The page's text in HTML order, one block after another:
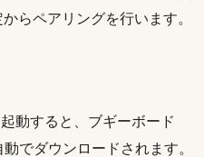
からペアリングを行います。
動すると、ブギーボード
でダウンロードされます。